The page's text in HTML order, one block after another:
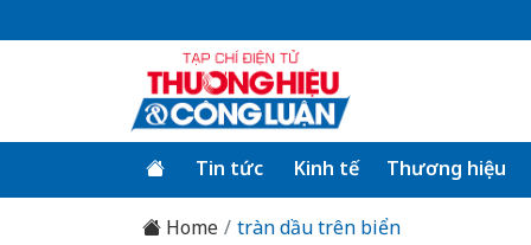
Tin tức Kinh tế Thương hiệu
Home tràn dầu trên biển